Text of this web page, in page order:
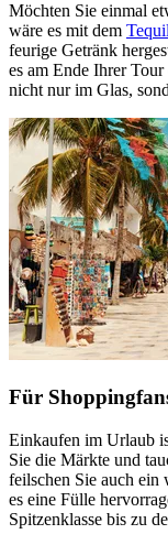
Möchten Sie einmal
wäre es mit dem
feurige Getränk
es am Ende Ihrer
nicht nur im Glas,
Für
Einkaufen im Urlaub
Sie die Märkte und
feilschen Sie auch ein
es eine Fülle
Spitzenklasse bis zu